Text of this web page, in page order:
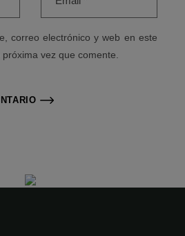
correo electrónico y web en este
vez que comente.